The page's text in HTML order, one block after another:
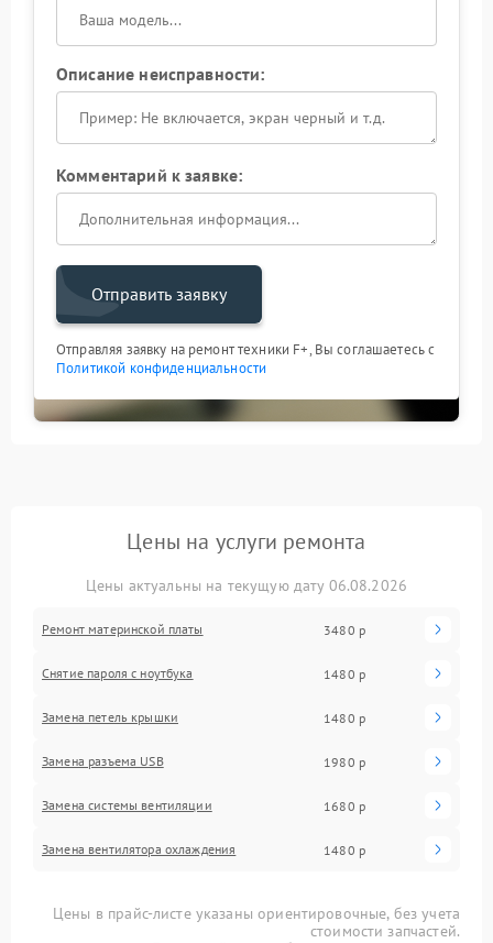
Описание неисправности:
Комментарий к заявке:
Отправить заявку
Отправляя заявку на ремонт техники F+, Вы соглашаетесь с
Политикой конфиденциальности
Цены на услуги ремонта
Цены актуальны на текущую дату 06.08.2026
Ремонт материнской платы 3480 р
Снятие пароля с ноутбука 1480 р
Замена петель крышки 1480 р
Замена разъема USB 1980 р
Замена системы вентиляции 1680 р
Замена вентилятора охлаждения 1480 р
Цены в прайс-листе указаны ориентировочные, без учета
стоимости запчастей.